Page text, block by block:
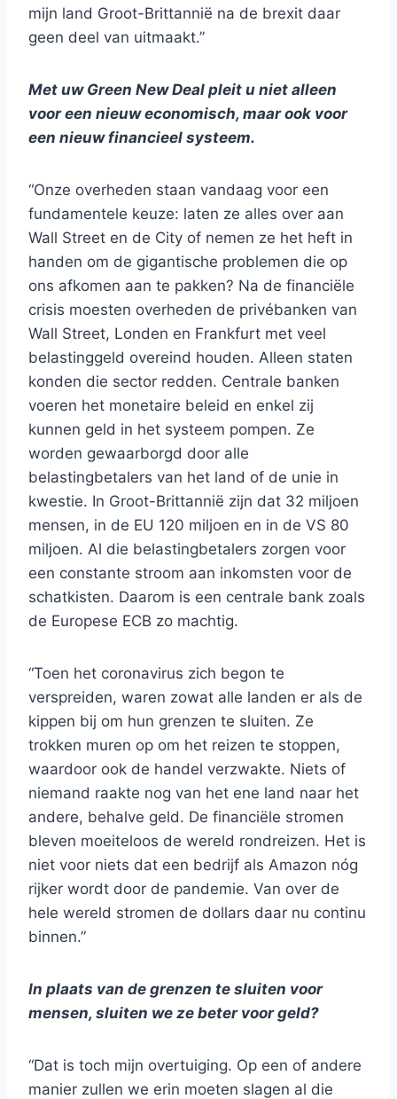
mijn land Groot-Brittannië na de brexit daar
geen deel van uitmaakt.”
Met uw Green New Deal pleit u niet alleen
voor een nieuw economisch, maar ook voor
een nieuw financieel systeem.
“Onze overheden staan vandaag voor een
fundamentele keuze: laten ze alles over aan
Wall Street en de City of nemen ze het heft in
handen om de gigantische problemen die op
ons afkomen aan te pakken? Na de financiële
crisis moesten overheden de privébanken van
Wall Street, Londen en Frankfurt met veel
belastinggeld overeind houden. Alleen staten
konden die sector redden. Centrale banken
voeren het monetaire beleid en enkel zij
kunnen geld in het systeem pompen. Ze
worden gewaarborgd door alle
belastingbetalers van het land of de unie in
kwestie. In Groot-Brittannië zijn dat 32 miljoen
mensen, in de EU 120 miljoen en in de VS 80
miljoen. Al die belastingbetalers zorgen voor
een constante stroom aan inkomsten voor de
schatkisten. Daarom is een centrale bank zoals
de Europese ECB zo machtig.
“Toen het coronavirus zich begon te
verspreiden, waren zowat alle landen er als de
kippen bij om hun grenzen te sluiten. Ze
trokken muren op om het reizen te stoppen,
waardoor ook de handel verzwakte. Niets of
niemand raakte nog van het ene land naar het
andere, behalve geld. De financiële stromen
bleven moeiteloos de wereld rondreizen. Het is
niet voor niets dat een bedrijf als Amazon nóg
rijker wordt door de pandemie. Van over de
hele wereld stromen de dollars daar nu continu
binnen.”
In plaats van de grenzen te sluiten voor
mensen, sluiten we ze beter voor geld?
“Dat is toch mijn overtuiging. Op een of andere
manier zullen we erin moeten slagen al die